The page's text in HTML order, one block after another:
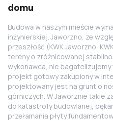
domu
Budowa w naszym mieście
inżynierskiej. Jaworzno, ze
przeszłość (KWK Jaworzno,
tereny o zróżnicowanej
wykonawca, nie
projekt gotowy zakupiony w
projektowany jest na grunt o
górniczych. W Jaworznie takie
do katastrofy budowlanej,
przełamania płyty